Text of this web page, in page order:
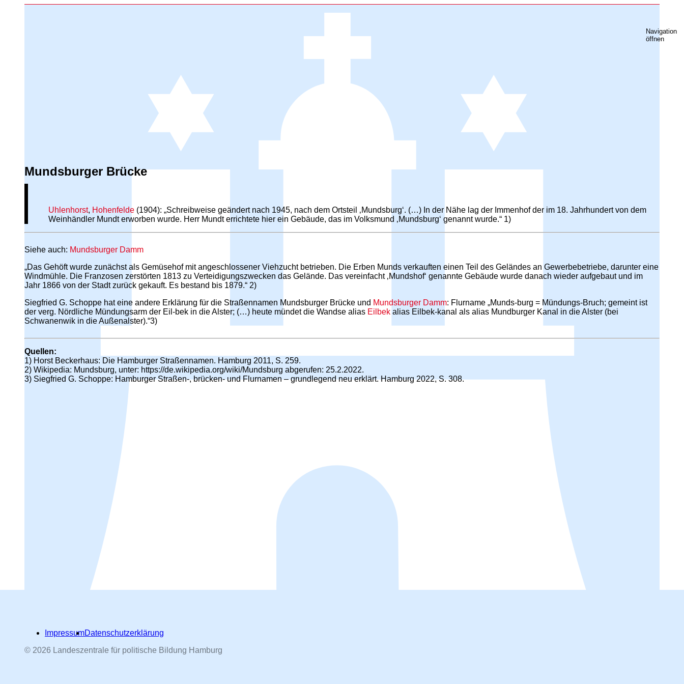
Navigation
öffnen
Mundsburger Brücke
Uhlenhorst, Hohenfelde (1904): „Schreibweise geändert nach 1945, nach dem Ortsteil ‚Mundsburg‘. (…) In der Nähe lag der Immenhof der im 18. Jahrhundert von dem
Weinhändler Mundt erworben wurde. Herr Mundt errichtete hier ein Gebäude, das im Volksmund ‚Mundsburg‘ genannt wurde.“ 1)
Siehe auch: Mundsburger Damm
„Das Gehöft wurde zunächst als Gemüsehof mit angeschlossener Viehzucht betrieben. Die Erben Munds verkauften einen Teil des Geländes an Gewerbebetriebe, darunter eine
Windmühle. Die Franzosen zerstörten 1813 zu Verteidigungszwecken das Gelände. Das vereinfacht ‚Mundshof‘ genannte Gebäude wurde danach wieder aufgebaut und im
Jahr 1866 von der Stadt zurück gekauft. Es bestand bis 1879.“ 2)
Siegfried G. Schoppe hat eine andere Erklärung für die Straßennamen Mundsburger Brücke und Mundsburger Damm: Flurname „Munds-burg = Mündungs-Bruch; gemeint ist
der verg. Nördliche Mündungsarm der Eil-bek in die Alster; (…) heute mündet die Wandse alias Eilbek alias Eilbek-kanal als alias Mundburger Kanal in die Alster (bei
Schwanenwik in die Außenalster).“3)
Quellen:
1) Horst Beckerhaus: Die Hamburger Straßennamen. Hamburg 2011, S. 259.
2) Wikipedia: Mundsburg, unter: https://de.wikipedia.org/wiki/Mundsburg abgerufen: 25.2.2022.
3) Siegfried G. Schoppe: Hamburger Straßen-, brücken- und Flurnamen – grundlegend neu erklärt. Hamburg 2022, S. 308.
ImpressumDatenschutzerklärung
© 2026 Landeszentrale für politische Bildung Hamburg